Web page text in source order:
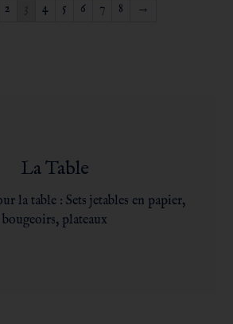
2 4 5 6 7 8 →
La Table
la table : Sets jetables en papier,
bougeoirs, plateaux